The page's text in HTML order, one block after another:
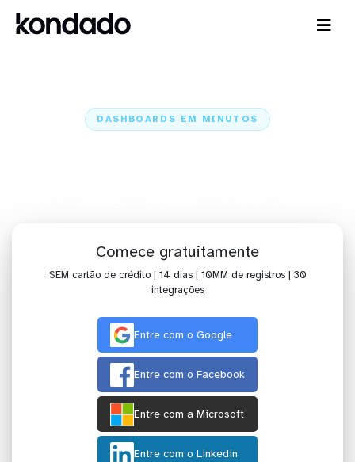
DASHBOARDS EM MINUTOS
Comece gratuitamente
SEM cartão de crédito | 14 dias | 10MM de registros | 30
integrações
Entre com o Google
Entre com o Facebook
Entre com a Microsoft
Entre com o Linkedin